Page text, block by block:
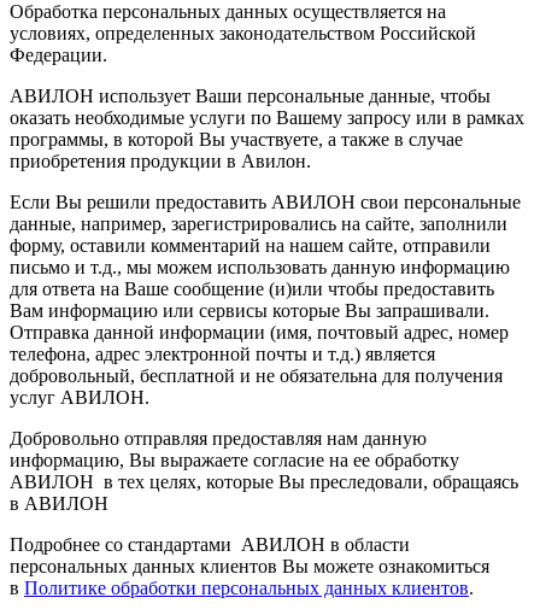
Обработка персональных данных осуществляется на
условиях, определенных законодательством Российской
Федерации.
АВИЛОН использует Ваши персональные данные, чтобы
оказать необходимые услуги по Вашему запросу или в рамках
программы, в которой Вы участвуете, а также в случае
приобретения продукции в Авилон.
Если Вы решили предоставить АВИЛОН свои персональные
данные, например, зарегистрировались на сайте, заполнили
форму, оставили комментарий на нашем сайте, отправили
письмо и т.д., мы можем использовать данную информацию
для ответа на Ваше сообщение (и)или чтобы предоставить
Вам информацию или сервисы которые Вы запрашивали.
Отправка данной информации (имя, почтовый адрес, номер
телефона, адрес электронной почты и т.д.) является
добровольный, бесплатной и не обязательна для получения
услуг АВИЛОН.
Добровольно отправляя предоставляя нам данную
информацию, Вы выражаете согласие на ее обработку
АВИЛОН в тех целях, которые Вы преследовали, обращаясь
в АВИЛОН
Подробнее со стандартами АВИЛОН в области
персональных данных клиентов Вы можете ознакомиться
в Политике обработки персональных данных клиентов.